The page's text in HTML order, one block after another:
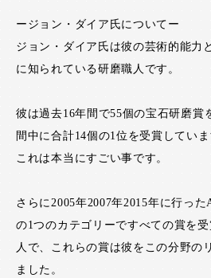
ージョン・ダイア氏についてー
ジョン・ダイア氏は彼の芸術的能力
に知られている研磨職人です。
彼は過去16年間で55個の宝石研磨賞
間中に合計14個の1位を受賞していま
これは本当にすごい事です。
さらに2005年2007年2015年に行っ
の1つのカテゴリーですべての賞を
人で、これらの賞は彼をこの分野の
ました。